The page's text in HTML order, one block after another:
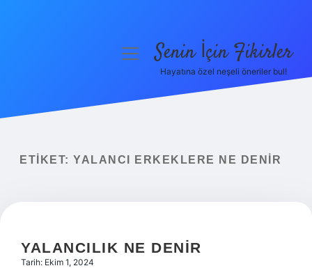
Yasal Uyarı
menüyüSenin İçin Fikirler
Hayatına özel neşeli öneriler bul!
ETIKET: YALANCI ERKEKLERE NE DENIR
YALANCILIK NE DENIR
Tarih: Ekim 1, 2024